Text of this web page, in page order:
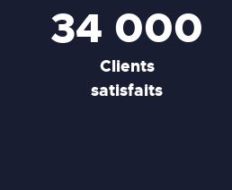
34 000
Clients
satisfaits